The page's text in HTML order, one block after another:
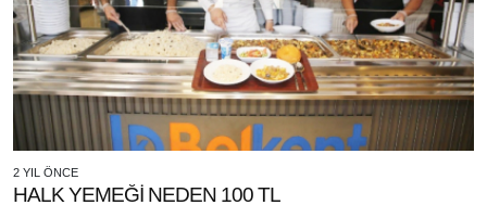
2 YIL ÖNCE
HALK YEMEĞİ NEDEN 100 TL